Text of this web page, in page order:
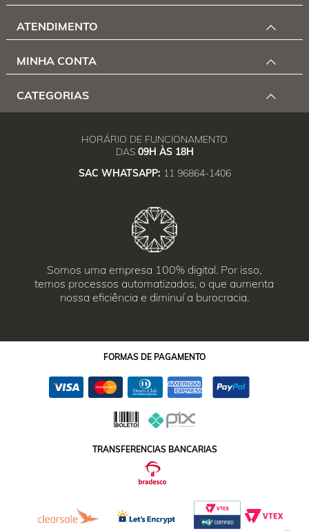
ATENDIMENTO
MINHA CONTA
CATEGORIAS
HORÁRIO DE FUNCIONAMENTO
DAS 09H ÀS 18H
SAC WHATSAPP: 11 96864-1406
Somos uma empresa 100% digital. Por isso,
temos processos automatizados, o que aumenta
nossa eficiência e diminuí a burocracia.
FORMAS DE PAGAMENTO
TRANSFERENCIAS BANCARIAS